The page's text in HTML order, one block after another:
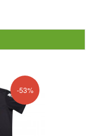
-53%